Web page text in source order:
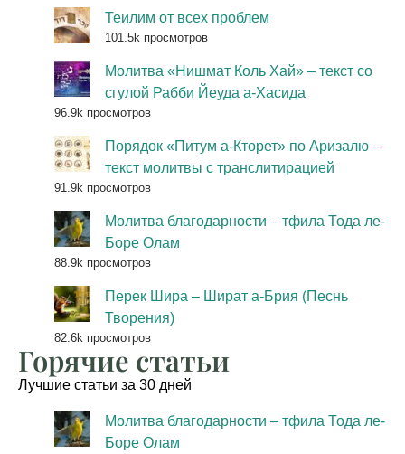
Теилим от всех проблем
101.5k просмотров
Молитва «Нишмат Коль Хай» – текст со
сгулой Рабби Йеуда а-Хасида
96.9k просмотров
Порядок «Питум а-Кторет» по Аризалю –
текст молитвы с транслитирацией
91.9k просмотров
Молитва благодарности – тфила Тода ле-
Боре Олам
88.9k просмотров
Перек Шира – Шират а-Брия (Песнь
Творения)
82.6k просмотров
Горячие статьи
Лучшие статьи за 30 дней
Молитва благодарности – тфила Тода ле-
Боре Олам